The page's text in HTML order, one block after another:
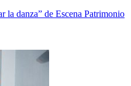
la danza” de Escena Patrimonio